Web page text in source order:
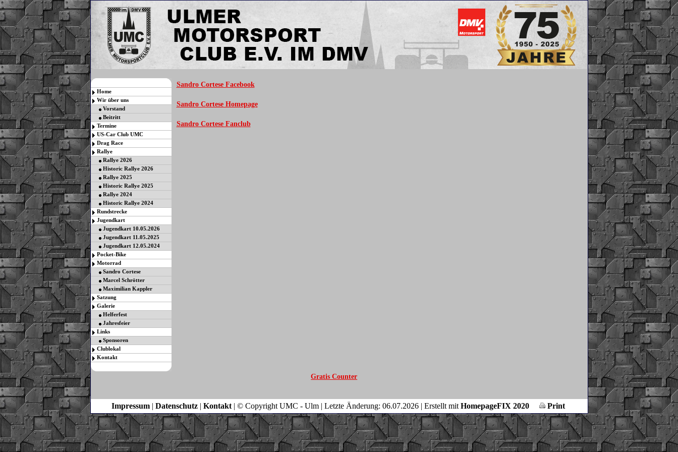
Home
Wir über uns
Vorstand
Beitritt
Termine
US-Car Club UMC
Drag Race
Rallye
Rallye 2026
Historic Rallye 2026
Rallye 2025
Historic Rallye 2025
Rallye 2024
Historic Rallye 2024
Rundstrecke
Jugendkart
Jugendkart 10.05.2026
Jugendkart 11.05.2025
Jugendkart 12.05.2024
Pocket-Bike
Motorrad
Sandro Cortese
Marcel Schrötter
Maximilian Kappler
Satzung
Galerie
Helferfest
Jahresfeier
Links
Sponsoren
Clublokal
Kontakt
Sandro Cortese Facebook
Sandro Cortese Homepage
Sandro Cortese Fanclub
Gratis Counter
Impressum| Datenschutz| Kontakt| © Copyright UMC - Ulm | Letzte Änderung: 06.07.2026 | Erstellt mit HomepageFIX 2020 Print